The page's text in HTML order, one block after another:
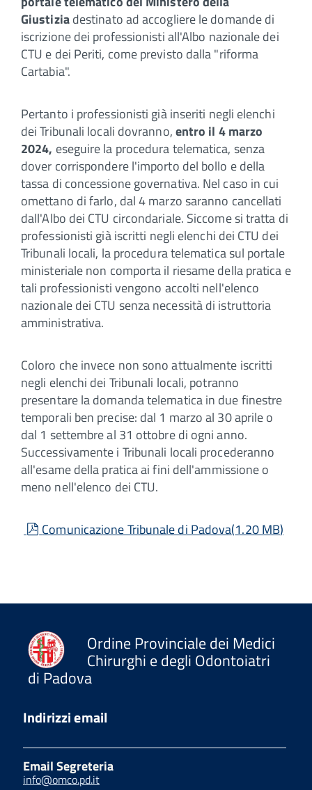
Giustiziadestinato ad accogliere le domande di
iscrizione dei professionisti all'Albo nazionale dei
CTU e dei Periti, come previsto dalla "riforma
Cartabia".
Pertanto i professionisti già inseriti negli elenchi
dei Tribunali locali dovranno,entro il 4 marzo
2024, eseguire la procedura telematica, senza
dover corrispondere l'importo del bollo e della
tassa di concessione governativa. Nel caso in cui
omettano di farlo, dal 4 marzo saranno cancellati
dall'Albo dei CTU circondariale. Siccome si tratta di
professionisti già iscritti negli elenchi dei CTU dei
Tribunali locali, la procedura telematica sul portale
ministeriale non comporta il riesame della pratica e
tali professionisti vengono accolti nell'elenco
nazionale dei CTU senza necessità di istruttoria
amministrativa.
Coloro che invece non sono attualmente iscritti
negli elenchi dei Tribunali locali, potranno
presentare la domanda telematica in due finestre
temporali ben precise: dal 1 marzo al 30 aprile o
dal 1 settembre al 31 ottobre di ogni anno.
Successivamente i Tribunali locali procederanno
all'esame della pratica ai fini dell'ammissione o
meno nell'elenco dei CTU.
pdf
Comunicazione Tribunale di Padova(1.20 MB)
Ordine Provinciale dei Medici
Chirurghi e degli Odontoiatri
di Padova
Indirizzi email
Email Segreteria
info@omco.pd.it